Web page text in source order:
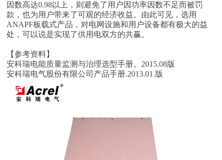
因数高达0.98以上，则避免了用户因功率因数不足而被罚
款，也为用户带来了可观的经济收益。由此可见，选用
ANAPF板载式产品，对电网设施和用户设备都有极大的益
处，可以说是实现了供用电双方的共赢。
【参考资料】
安科瑞电能质量监测与治理选型手册。2015.08版
安科瑞电气股份有限公司产品手册.2013.01.版